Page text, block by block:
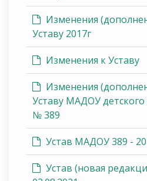
Изменения
Уставу 2017г
Изменения к Уставу
Изменения
Уставу МАДОУ детского
№ 389
Устав МАДОУ 389 -
Устав (новая